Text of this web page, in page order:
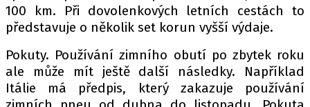
100 km. Při dovolenkových letních cestách to
představuje o několik set korun vyšší výdaje.
Pokuty. Používání zimního obutí po zbytek roku
ale může mít ještě další následky. Například
Itálie má předpis, který zakazuje používání